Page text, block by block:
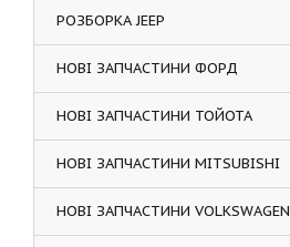
РОЗБОРКА JEEP
НОВІ ЗАПЧАСТИНИ ФОРД
НОВІ ЗАПЧАСТИНИ ТОЙОТА
НОВІ ЗАПЧАСТИНИ MITSUBISHI
НОВІ ЗАПЧАСТИНИ VOLKSWAGEN